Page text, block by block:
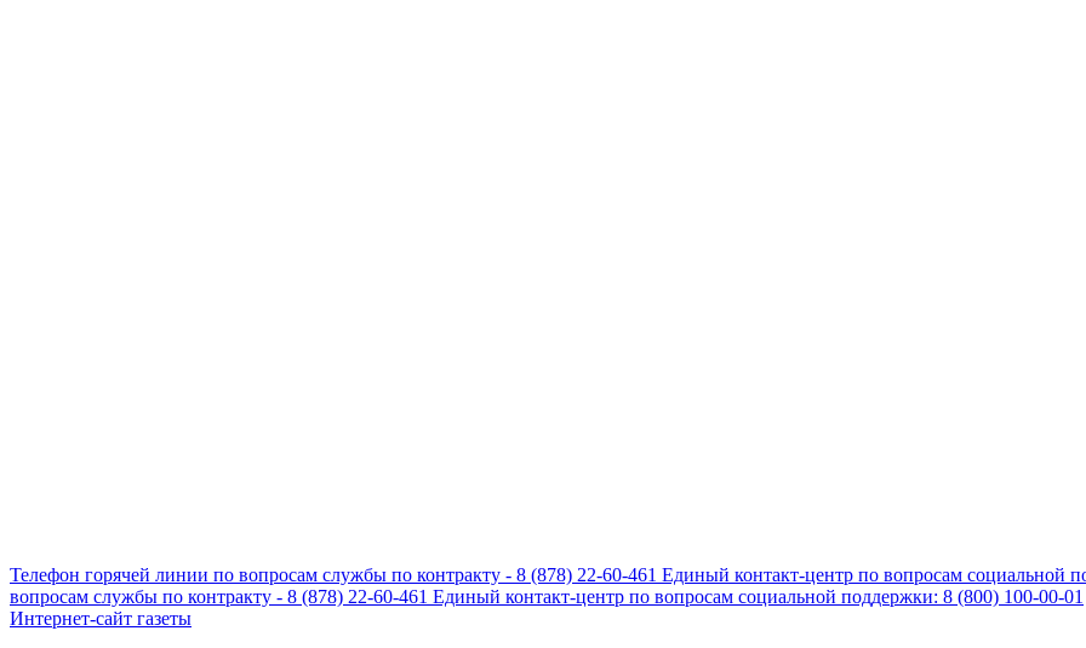
Телефон горячей линии по вопросам службы по контракту - 8 (878) 22-60-461 Единый контакт-центр по вопросам социальной
вопросам службы по контракту - 8 (878) 22-60-461 Единый контакт-центр по вопросам социальной поддержки: 8 (800) 100-00-01
Интернет-сайт газеты